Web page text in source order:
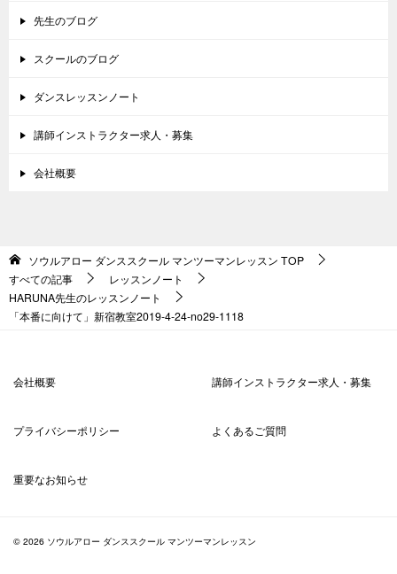
先生のブログ
スクールのブログ
ダンスレッスンノート
講師インストラクター求人・募集
会社概要
ソウルアロー ダンススクール マンツーマンレッスン TOP
すべての記事
レッスンノート
HARUNA先生のレッスンノート
「本番に向けて」新宿教室2019-4-24-no29-1118
会社概要 講師インストラクター求人・募集
プライバシーポリシー よくあるご質問
重要なお知らせ
© 2026 ソウルアロー ダンススクール マンツーマンレッスン